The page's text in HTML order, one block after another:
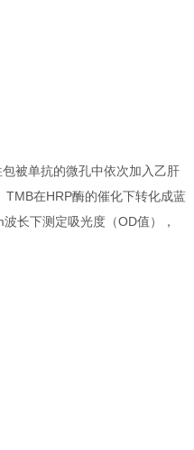
被单抗的微孔中依次加入乙肝
在HRP酶的催化下转化成蓝
长下测定吸光度（OD值），